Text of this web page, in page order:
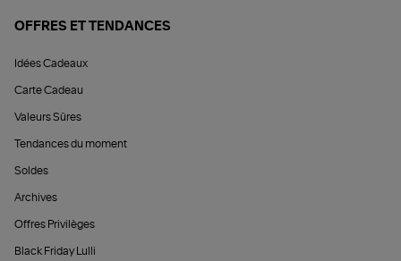
OFFRES ET TENDANCES
Idées Cadeaux
Carte Cadeau
Valeurs Sûres
Tendances du moment
Soldes
Archives
Offres Privilèges
Black Friday Lulli